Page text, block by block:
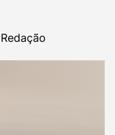
Redação